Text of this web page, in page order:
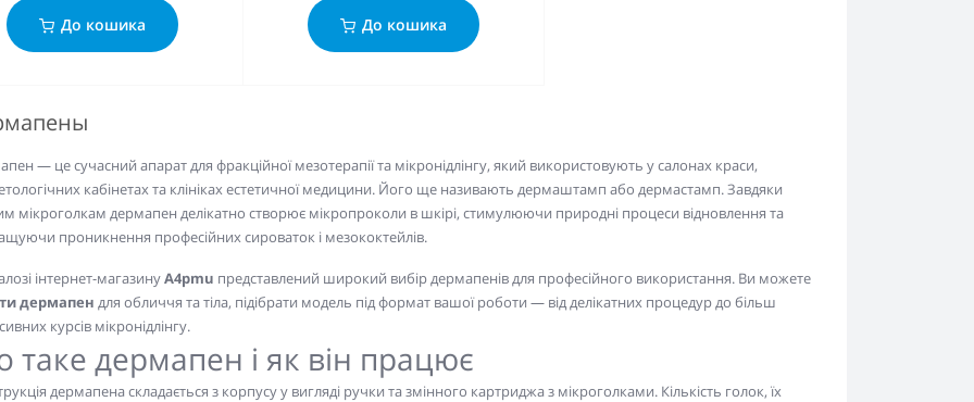
До кошика До кошика
— це сучасний апарат для фракційної мезотерапії та мікронідлінгу, який використовують у салонах краси,
кабінетах та клініках естетичної медицини. Його ще називають дермаштамп або дермастамп. Завдяки
мікроголкам дермапен делікатно створює мікропроколи в шкірі, стимулюючи природні процеси відновлення та
проникнення професійних сироваток і мезококтейлів.
інтернет-магазинуA4pmu представлений широкий вибір дермапенів для професійного використання. Ви можете
дермапен для обличчя та тіла, підібрати модель під формат вашої роботи — від делікатних процедур до більш
курсів мікронідлінгу.
таке дермапен і як він працює
дермапена складається з корпусу у вигляді ручки та змінного картриджа з мікроголками. Кількість голок, їх